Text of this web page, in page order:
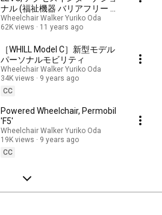
ナル (福祉機器 バリアフリー 障
害者 車いす)
Wheelchair Walker Yuriko Oda
62K views
11 years ago
［WHILL Model C］新型モデル
パーソナルモビリティ
Wheelchair Walker Yuriko Oda
34K views
9 years ago
CC
Powered Wheelchair, Permobil
'F5'
Wheelchair Walker Yuriko Oda
19K views
9 years ago
CC